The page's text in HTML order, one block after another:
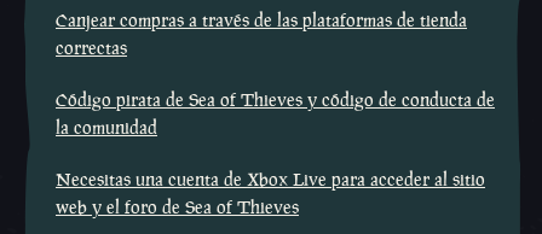
Canjear compras a través de las plataformas de tienda
correctas
Código pirata de Sea of Thieves y código de conducta de
la comunidad
Necesitas una cuenta de Xbox Live para acceder al sitio
web y el foro de Sea of Thieves